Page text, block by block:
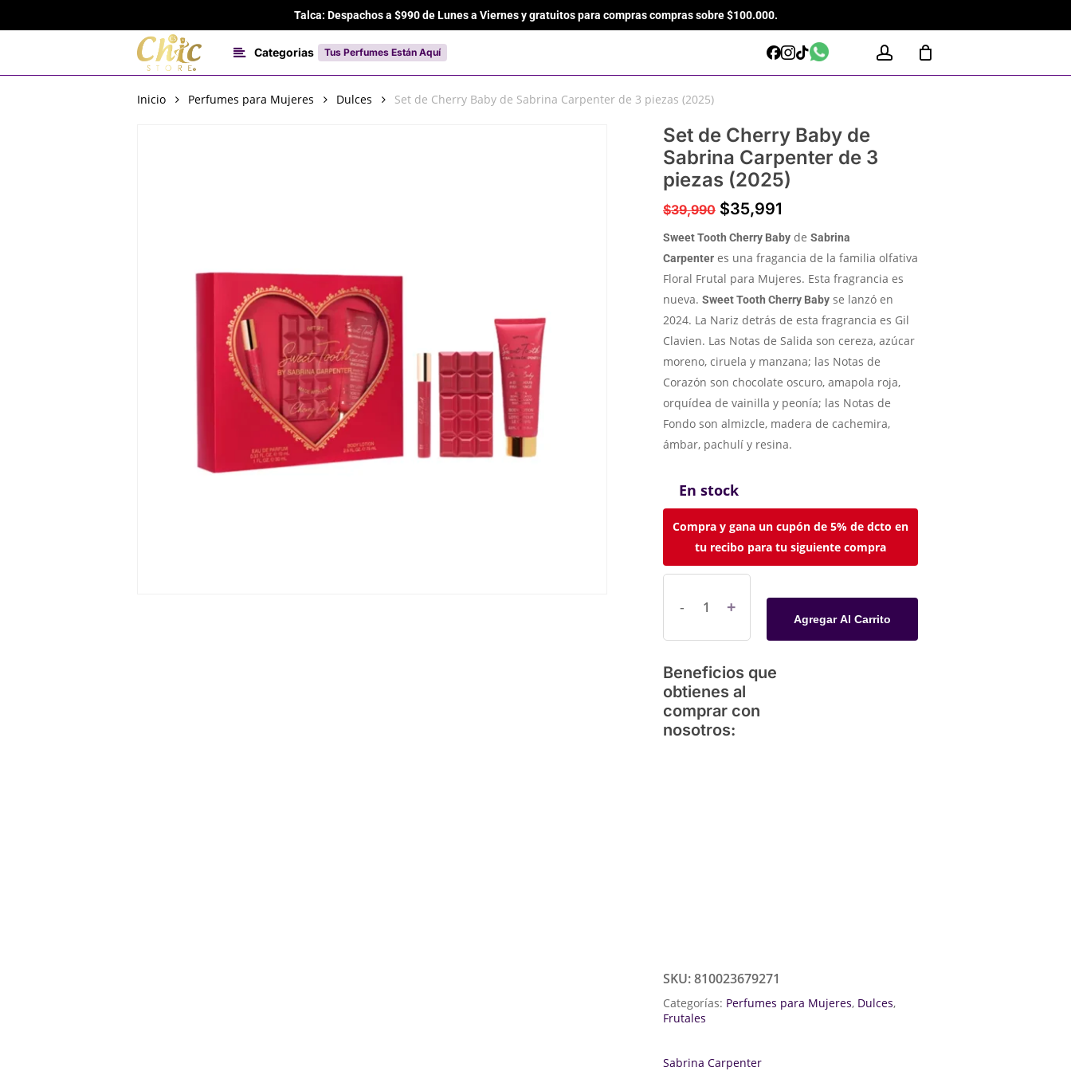
to
content
Talca: Despachos a $990 de Lunes a Viernes y gratuitos para compras compras sobre $100.000.
Categorias Tus Perfumes Están Aquí account
Facebook
Instagram
Tiktok
WhatsApp
Inicio Perfumes para Mujeres Dulces Set de Cherry Baby de Sabrina Carpenter de 3 piezas (2025)
Set de Cherry Baby de
Sabrina Carpenter de 3
piezas (2025)
$39,990 $35,991
Sweet Tooth Cherry Baby de Sabrina
Carpenter es una fragancia de la familia olfativa
Floral Frutal para Mujeres. Esta fragrancia es
nueva. Sweet Tooth Cherry Baby se lanzó en
2024. La Nariz detrás de esta fragrancia es Gil
Clavien. Las Notas de Salida son cereza, azúcar
moreno, ciruela y manzana; las Notas de
Corazón son chocolate oscuro, amapola roja,
orquídea de vainilla y peonía; las Notas de
Fondo son almizcle, madera de cachemira,
ámbar, pachulí y resina.
En stock
Compra y gana un cupón de 5% de dcto en
tu recibo para tu siguiente compra
Agregar Al Carrito
Beneficios que
obtienes al
comprar con
nosotros:
SKU:810023679271
Categorías: Perfumes para Mujeres, Dulces,
Frutales
Sabrina Carpenter